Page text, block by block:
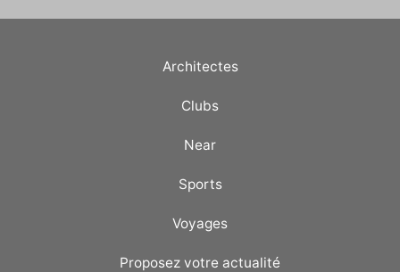
Architectes
Clubs
Near
Sports
Voyages
Proposez votre actualité